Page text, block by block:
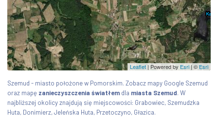
Leaflet | Powered by Esri| © Esri
Szemud - miasto położone w Pomorskim. Zobacz mapy Google Szemud
oraz mapę zanieczyszczenia światłem dla miasta Szemud. W
najbliższej okolicy znajdują się miejscowości: Grabowiec, Szemudzka
Huta, Donimierz, Jeleńska Huta, Przetoczyno, Głazica.